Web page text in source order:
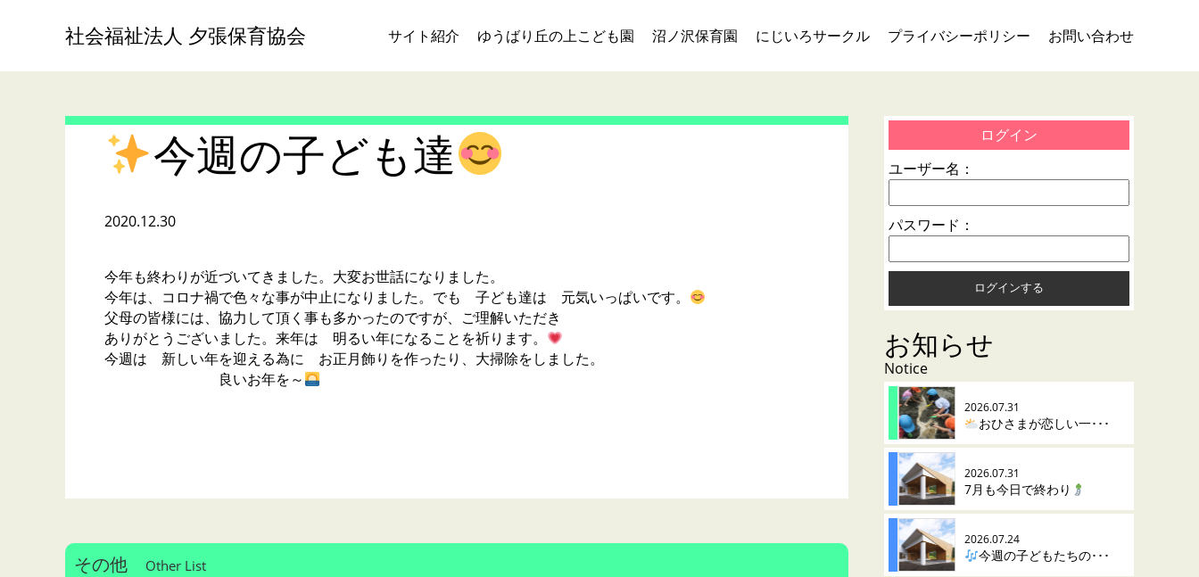
社会福祉法人 夕張保育協会 サイト紹介 ゆうばり丘の上こども園 沼ノ沢保育園 にじいろサークル プライバシーポリシー お問い合わせ
今週の子ども達
2020.12.30
今年も終わりが近づいてきました。大変お世話になりました。
今年は、コロナ禍で色々な事が中止になりました。でも 子ども達は 元気いっぱいです。
父母の皆様には、協力して頂く事も多かったのですが、ご理解いただき
ありがとうございました。来年は 明るい年になることを祈ります。
今週は 新しい年を迎える為に お正月飾りを作ったり、大掃除をしました。
良いお年を～
その他 Other List
ログイン
ユーザー名：
パスワード：
お知らせ
Notice
2026.07.31
おひさまが恋しい一･･･
2026.07.31
7月も今日で終わり
2026.07.24
今週の子どもたちの･･･